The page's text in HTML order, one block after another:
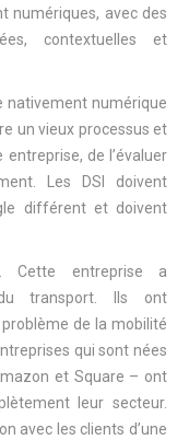
numériques, avec des
contextuelles et
nativement numérique
un vieux processus et
entreprise, de l’évaluer
Les DSI doivent
différent et doivent
Cette entreprise a
du transport. Ils ont
de la mobilité
qui sont nées
et Square – ont
leur secteur.
avec les clients d’une